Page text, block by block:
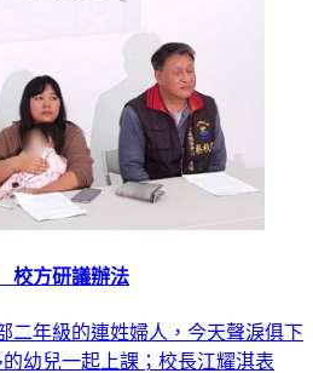
校方研議辦法
二年級的連姓婦人，今天聲淚俱下
幼兒一起上課；校長江耀淇表